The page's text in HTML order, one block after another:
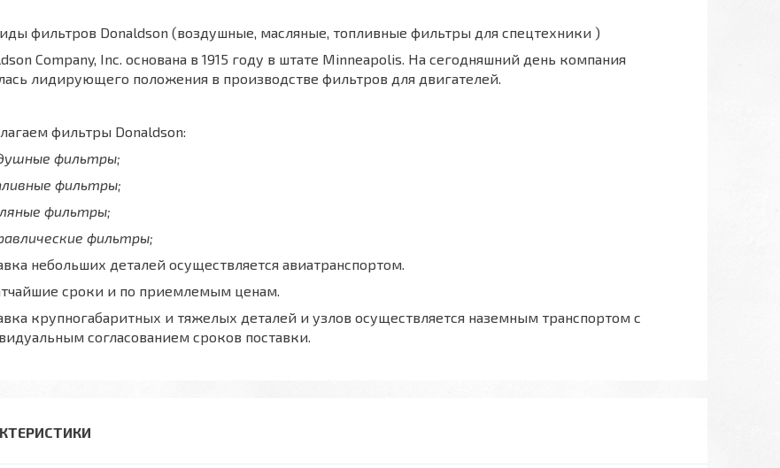
фильтров Donaldson (воздушные, масляные, топливные фильтры для спецтехники )
Company, Inc. основана в 1915 году в штате Minneapolis. На сегодняшний день компания
лидирующего положения в производстве фильтров для двигателей.
фильтры Donaldson:
фильтры;
фильтры;
фильтры;
фильтры;
небольших деталей осуществляется авиатранспортом.
сроки и по приемлемым ценам.
крупногабаритных и тяжелых деталей и узлов осуществляется наземным транспортом с
согласованием сроков поставки.